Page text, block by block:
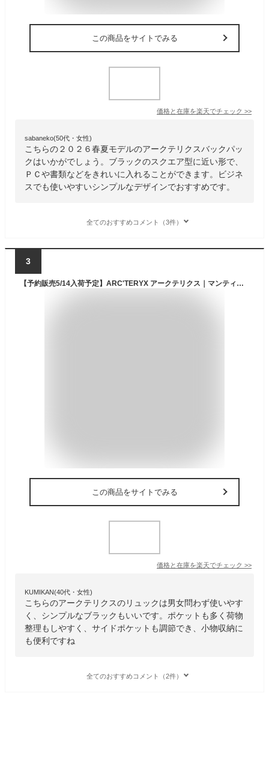
この商品をサイトでみる
価格と在庫を楽天でチェック >>
sabaneko(50代・女性)
こちらの２０２６春夏モデルのアークテリクスバックパッ
クはいかがでしょう。ブラックのスクエア型に近い形で、
ＰＣや書類などをきれいに入れることができます。ビジネ
スでも使いやすいシンプルなデザインでおすすめです。
全てのおすすめコメント（3件）
3
【予約販売5/14入荷予定】ARC'TERYX アークテリクス｜マンティス 26 バックパック X9825アークテリクス正規販売店容量26リットル リュック マンティス26 レディース メンズ ユニセックス
この商品をサイトでみる
価格と在庫を楽天でチェック >>
KUMIKAN(40代・女性)
こちらのアークテリクスのリュックは男女問わず使いやす
く、シンプルなブラックもいいです。ポケットも多く荷物
整理もしやすく、サイドポケットも調節でき、小物収納に
も便利ですね
全てのおすすめコメント（2件）